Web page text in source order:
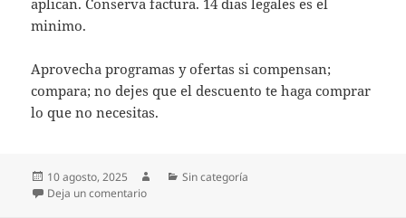
minimo.
Aprovecha programas y ofertas si compensan;
compara; no dejes que el descuento te haga comprar
lo que no necesitas.
Publicado
el
10 agosto, 2025 AutorCategorías
Sin categoría
Deja un comentarioen Cómo aprovechar ofertas VIP